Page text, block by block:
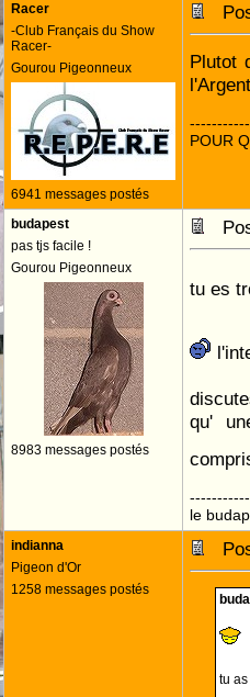
Racer
-Club Français du Show
Racer-
Gourou Pigeonneux
6941 messages postés
Plutot
POUR
budapest
pas tjs facile !
Gourou Pigeonneux
8983 messages postés
tu es
qu'
le
indianna
Pigeon d'Or
1258 messages postés
tu